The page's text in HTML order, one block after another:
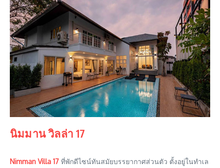
นิมมาน วิลล่า 17
Nimman Villa 17 ที่พักดีไซน์ทันสมัยบรรยากาศส่วนตัว ตั้งอยู่ในทำเล